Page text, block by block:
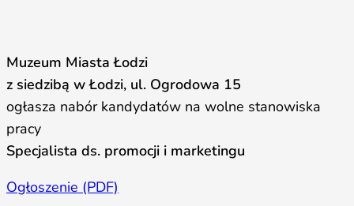
Muzeum Miasta Łodzi
z siedzibą w Łodzi, ul. Ogrodowa 15
ogłasza nabór kandydatów na wolne stanowiska
pracy
Specjalista ds. promocji i marketingu
Ogłoszenie (PDF)